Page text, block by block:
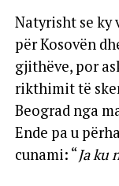
Natyrisht se ky
për Kosovën
gjithëve, por
rikthimit të
Beograd nga
Ende pa u
cunami: “Ja ku